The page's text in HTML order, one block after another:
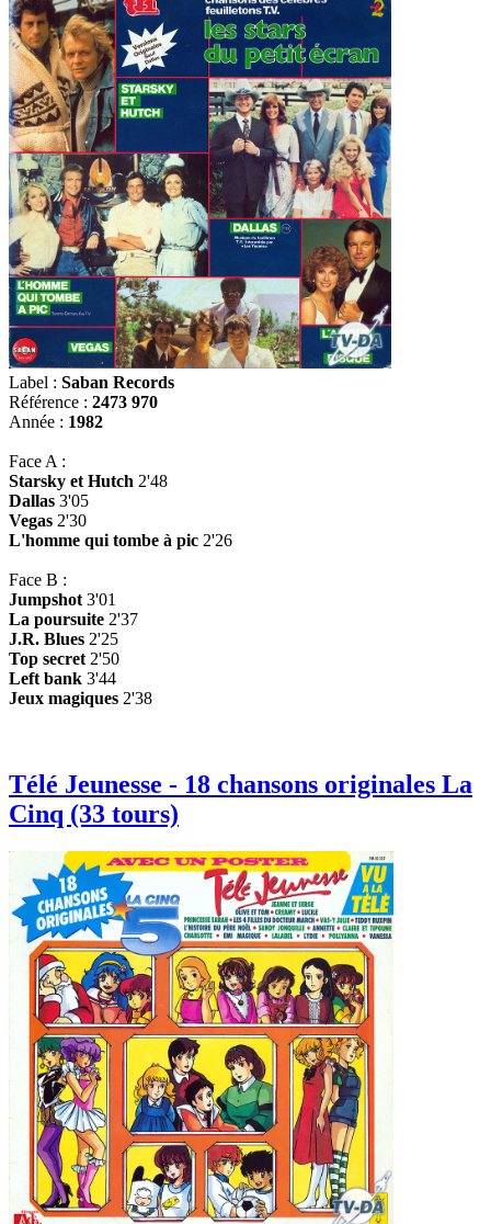
Label : Saban Records
Référence : 2473 970
Année : 1982
Face A :
Starsky et Hutch 2'48
Dallas 3'05
Vegas 2'30
L'homme qui tombe à pic 2'26
Face B :
Jumpshot 3'01
La poursuite 2'37
J.R. Blues 2'25
Top secret 2'50
Left bank 3'44
Jeux magiques 2'38
Télé Jeunesse - 18 chansons originales La
Cinq (33 tours)